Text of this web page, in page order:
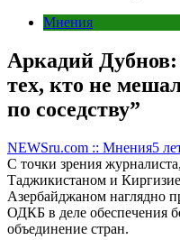
Мнения
Аркадий
тех, кто не
по соседству”
NEWSru.com :: Мнения5
С точки зрения
Таджикистаном и
Азербайджаном наглядно
ОДКБ в деле обеспечения
объединение стран.